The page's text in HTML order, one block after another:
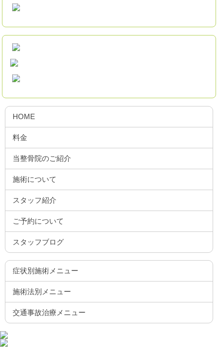
HOME
料金
当整骨院のご紹介
施術について
スタッフ紹介
ご予約について
スタッフブログ
症状別施術メニュー
施術法別メニュー
交通事故治療メニュー